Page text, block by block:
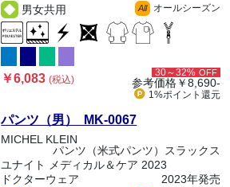
男女共用
All オールシーズン
￥6,083(税込)
30～32% OFF
参考価格￥8,690-
1%ポイント 還元
パンツ（男） MK-0067
MICHEL KLEIN
パンツ（米式パンツ）スラックス
ユナイト メディカル＆ケア 2023
ドクターウェア
2023年発売